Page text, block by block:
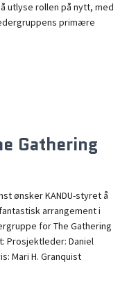
utlyse rollen på nytt, med
primære
Gathering
ønsker KANDU-styret å
arrangement i
for The Gathering
Prosjektleder: Daniel
Mari H. Granquist